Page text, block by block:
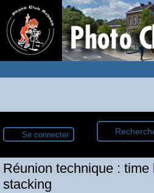
Se connecter
Réunion technique : time
stacking